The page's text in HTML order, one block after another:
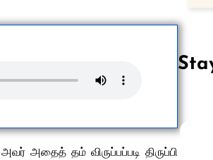
தம் விருப்பப்படி திருப்பி
Follow us on Facebook